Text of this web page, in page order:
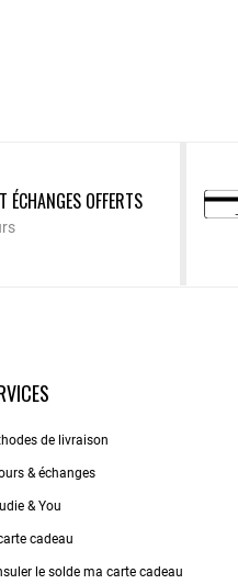
ÉCHANGES OFFERTS
de livraison
& échanges
& You
cadeau
le solde ma carte cadeau